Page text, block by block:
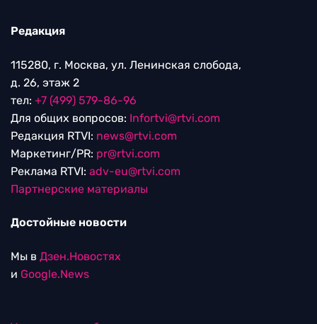
Редакция
115280, г. Москва, ул. Ленинская слобода,
д. 26, этаж 2
тел: +7 (499) 579-86-96
Для общих вопросов: Infortvi@rtvi.com
Редакция RTVI: news@rtvi.com
Маркетинг/PR: pr@rtvi.com
Реклама RTVI: adv-eu@rtvi.com
Партнерские материалы
Достойные новости
Мы в Дзен.Новостях
и Google.News